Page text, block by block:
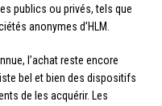
publics ou privés, tels que
anonymes d’HLM.
l’achat reste encore
bel et bien des dispositifs
de les acquérir. Les